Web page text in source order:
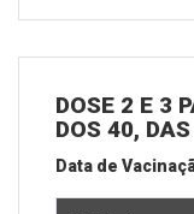
DOSE 2 E 3
DOS 40,
Data de